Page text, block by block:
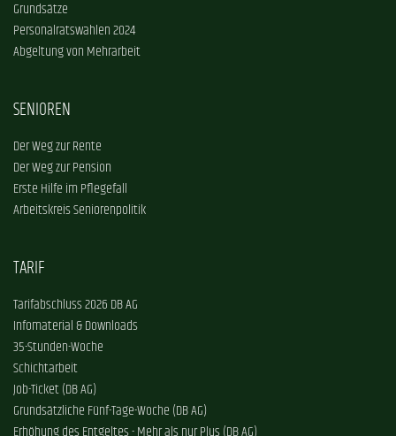
Grundsätze
Personalratswahlen 2024
Abgeltung von Mehrarbeit
SENIOREN
Der Weg zur Rente
Der Weg zur Pension
Erste Hilfe im Pflegefall
Arbeitskreis Seniorenpolitik
TARIF
Tarifabschluss 2026 DB AG
Infomaterial & Downloads
35-Stunden-Woche
Schichtarbeit
Job-Ticket (DB AG)
Grundsätzliche Fünf-Tage-Woche (DB AG)